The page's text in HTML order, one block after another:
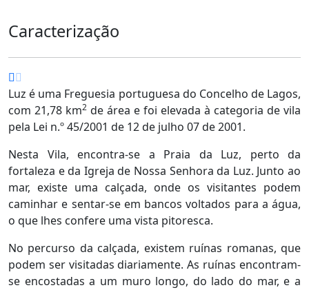
Caracterização
Luz é uma Freguesia portuguesa do Concelho de Lagos,
com 21,78 km2 de área e foi elevada à categoria de vila
pela Lei n.º 45/2001 de 12 de julho 07 de 2001.
Nesta Vila, encontra-se a Praia da Luz, perto da
fortaleza e da Igreja de Nossa Senhora da Luz. Junto ao
mar, existe uma calçada, onde os visitantes podem
caminhar e sentar-se em bancos voltados para a água,
o que lhes confere uma vista pitoresca.
No percurso da calçada, existem ruínas romanas, que
podem ser visitadas diariamente. As ruínas encontram-
se encostadas a um muro longo, do lado do mar, e a